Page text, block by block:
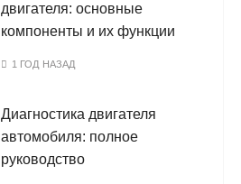
двигателя: основные
компоненты и их функции
1 ГОД НАЗАД
Диагностика двигателя
автомобиля: полное
руководство